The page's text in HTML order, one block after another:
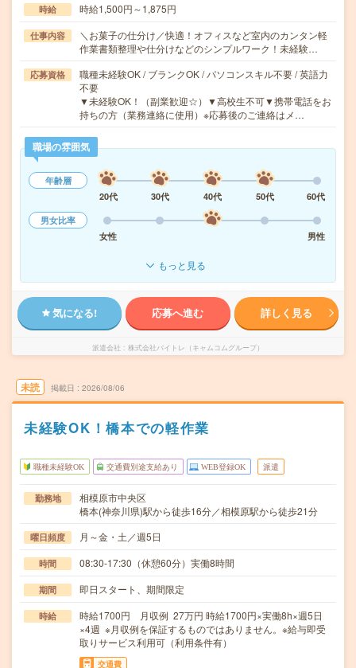
時給 時給1,500円～1,875円
仕事内容
＼お菓子の仕分け／快適！オフィスなど室内のカンタン軽
作業書類整理や仕分けなどのシンプルワーク！未経験…
応募資格
職種未経験OK / ブランクOK / パソコンスキル不要 / 英語力
不要
▼未経験OK！（副業歓迎☆）▼高校生不可▼携帯電話をお
持ちの方（業務連絡に使用）※応募後のご連絡はメ…
職場の雰囲気
年齢層
20代
30代 40代 50代
60代
男女比率
女性
男性
もっと見る
気になる! 応募へ進む 詳しく見る
派遣会社 株式会社バイトレ（キャムコムグループ）
未読 掲載日 2026/08/06
未経験OK！橋本での軽作業
職種未経験OK 交通費別途支給あり WEB登録OK 派遣
勤務地
相模原市中央区
橋本(神奈川県)駅から徒歩16分／相模原駅から徒歩21分
曜日頻度 月～金・土／週5日
時間 08:30-17:30（休憩60分）実働8時間
期間 即日スタート、期間限定
時給
時給1700円 月収例 27万円 時給1700円×実働8h×週5日
×4週 ※月収例を保証するものではありません。※給与即受
取りサービス利用可（利用条件有）
交通費